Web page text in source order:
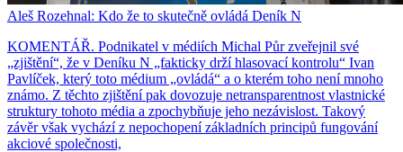
Aleš Rozehnal: Kdo že to skutečně ovládá Deník N
KOMENTÁŘ. Podnikatel v médiích Michal Půr zveřejnil své
„zjištění“, že v Deníku N „fakticky drží hlasovací kontrolu“ Ivan
Pavlíček, který toto médium „ovládá“ a o kterém toho není mnoho
známo. Z těchto zjištění pak dovozuje netransparentnost vlastnické
struktury tohoto média a zpochybňuje jeho nezávislost. Takový
závěr však vychází z nepochopení základních principů fungování
akciové společnosti,